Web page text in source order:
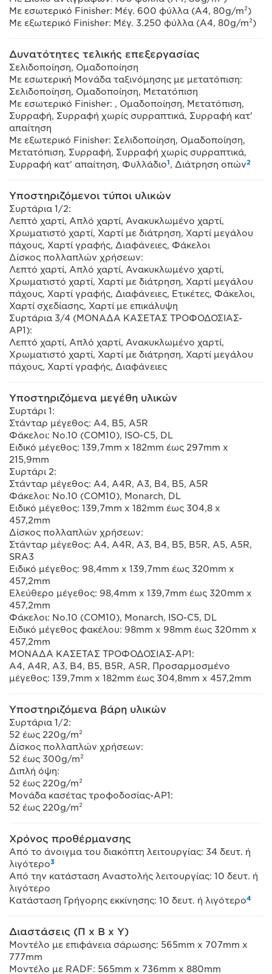
Με εσωτερικό Finisher: Μέγ. 600 φύλλα (A4, 80g/m²)
Με εξωτερικό Finisher: Μέγ. 3.250 φύλλα (A4, 80g/m²)
Δυνατότητες τελικής επεξεργασίας
Σελιδοποίηση, Ομαδοποίηση
Με εσωτερική Μονάδα ταξινόμησης με μετατόπιση:
Σελιδοποίηση, Ομαδοποίηση, Μετατόπιση
Με εσωτερικό Finisher: , Ομαδοποίηση, Μετατόπιση,
Συρραφή, Συρραφή χωρίς συρραπτικά, Συρραφή κατ'
απαίτηση
Με εξωτερικό Finisher: Σελιδοποίηση, Ομαδοποίηση,
Μετατόπιση, Συρραφή, Συρραφή χωρίς συρραπτικά,
Συρραφή κατ' απαίτηση, Φυλλάδιο1, Διάτρηση οπών2
Υποστηριζόμενοι τύποι υλικών
Συρτάρια 1/2:
Λεπτό χαρτί, Απλό χαρτί, Ανακυκλωμένο χαρτί,
Χρωματιστό χαρτί, Χαρτί με διάτρηση, Χαρτί μεγάλου
πάχους, Χαρτί γραφής, Διαφάνειες, Φάκελοι
Δίσκος πολλαπλών χρήσεων:
Λεπτό χαρτί, Απλό χαρτί, Ανακυκλωμένο χαρτί,
Χρωματιστό χαρτί, Χαρτί με διάτρηση, Χαρτί μεγάλου
πάχους, Χαρτί γραφής, Διαφάνειες, Ετικέτες, Φάκελοι,
Χαρτί σχεδίασης, Χαρτί με επικάλυψη
Συρτάρια 3/4 (ΜΟΝΑΔΑ ΚΑΣΕΤΑΣ ΤΡΟΦΟΔΟΣΙΑΣ-
AP1):
Λεπτό χαρτί, Απλό χαρτί, Ανακυκλωμένο χαρτί,
Χρωματιστό χαρτί, Χαρτί με διάτρηση, Χαρτί μεγάλου
πάχους, Χαρτί γραφής, Διαφάνειες
Υποστηριζόμενα μεγέθη υλικών
Συρτάρι 1:
Στάνταρ μέγεθος: A4, B5, A5R
Φάκελοι: No.10 (COM10), ISO-C5, DL
Ειδικό μέγεθος: 139,7mm x 182mm έως 297mm x
215,9mm
Συρτάρι 2:
Στάνταρ μέγεθος: A4, A4R, A3, B4, B5, A5R
Φάκελοι: No.10 (COM10), Monarch, DL
Ειδικό μέγεθος: 139,7mm x 182mm έως 304,8 x
457,2mm
Δίσκος πολλαπλών χρήσεων:
Στάνταρ μέγεθος: A4, A4R, A3, B4, B5, B5R, A5, A5R,
SRA3
Ειδικό μέγεθος: 98,4mm x 139,7mm έως 320mm x
457,2mm
Ελεύθερο μέγεθος: 98,4mm x 139,7mm έως 320mm x
457,2mm
Φάκελοι: No.10 (COM10), Monarch, ISO-C5, DL
Ειδικό μέγεθος φακέλου: 98mm x 98mm έως 320mm x
457,2mm
ΜΟΝΑΔΑ ΚΑΣΕΤΑΣ ΤΡΟΦΟΔΟΣΙΑΣ-AP1:
A4, A4R, A3, B4, B5, B5R, A5R, Προσαρμοσμένο
μέγεθος: 139,7mm x 182mm έως 304,8mm x 457,2mm
Υποστηριζόμενα βάρη υλικών
Συρτάρια 1/2:
52 έως 220g/m²
Δίσκος πολλαπλών χρήσεων:
52 έως 300g/m²
Διπλή όψη:
52 έως 220g/m²
Μονάδα κασέτας τροφοδοσίας-AP1:
52 έως 220g/m²
Χρόνος προθέρμανσης
Από το άνοιγμα του διακόπτη λειτουργίας: 34 δευτ. ή
λιγότερο3
Από την κατάσταση Αναστολής λειτουργίας: 10 δευτ. ή
λιγότερο
Κατάσταση Γρήγορης εκκίνησης: 10 δευτ. ή λιγότερο4
Διαστάσεις (Π x Β x Υ)
Μοντέλο με επιφάνεια σάρωσης: 565mm x 707mm x
777mm
Μοντέλο με RADF: 565mm x 736mm x 880mm